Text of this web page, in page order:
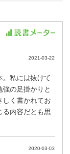
2021-03-22
。私には抜けて
の足掛かりと
しく書かれてお
る内容だとも思
2020-03-03